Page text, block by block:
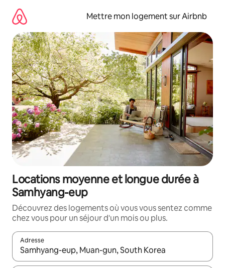
directement
contenu
Mettre mon logement sur Airbnb
Locations moyenne et longue durée à
Samhyang-eup
Découvrez des logements où vous vous sentez comme
chez vous pour un séjour d'un mois ou plus.
Adresse
Lorsque les résultats s'affichent, utilisez les flèches vers le